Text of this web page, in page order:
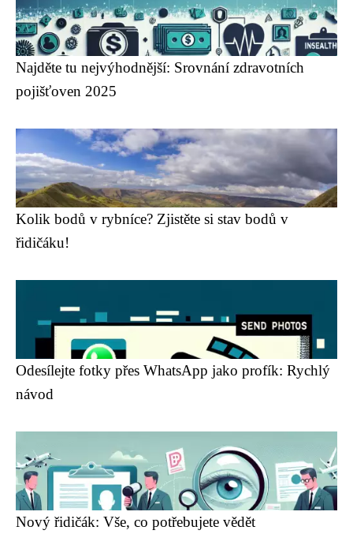
Najděte tu nejvýhodnější: Srovnání zdravotních
pojišťoven 2025
Kolik bodů v rybníce? Zjistěte si stav bodů v
řidičáku!
Odesílejte fotky přes WhatsApp jako profík: Rychlý
návod
Nový řidičák: Vše, co potřebujete vědět